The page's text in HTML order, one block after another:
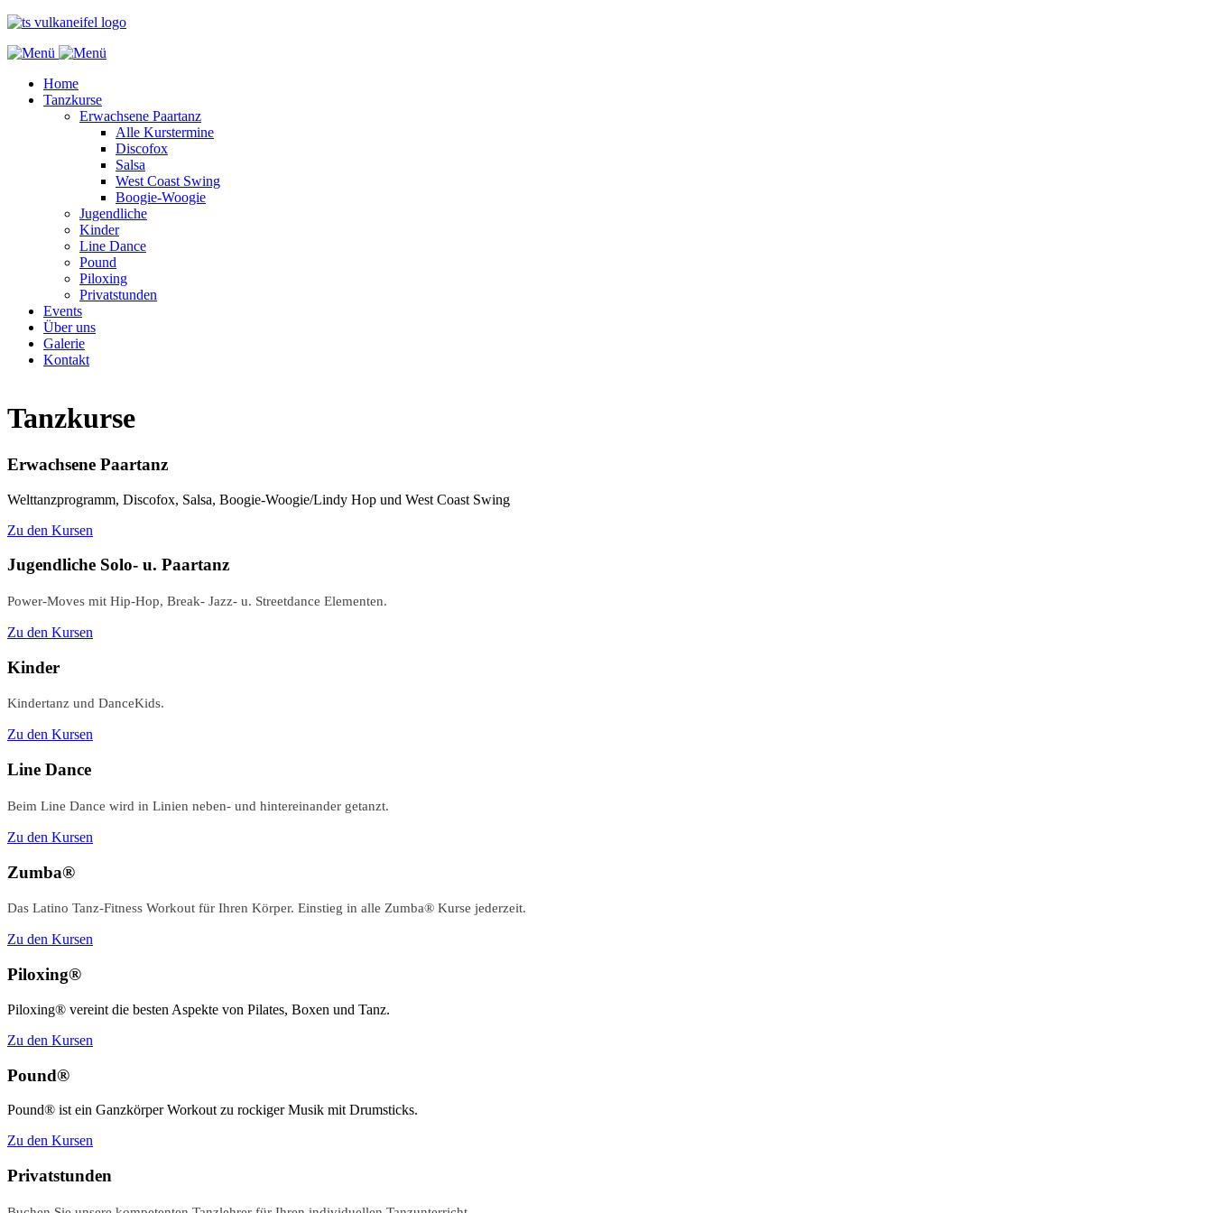
Home
Tanzkurse
Erwachsene Paartanz
Alle Kurstermine
Discofox
Salsa
West Coast Swing
Boogie-Woogie
Jugendliche
Kinder
Line Dance
Pound
Piloxing
Privatstunden
Events
Über uns
Galerie
Kontakt
Tanzkurse
Erwachsene Paartanz
Welttanzprogramm, Discofox, Salsa, Boogie-Woogie/Lindy Hop und West Coast Swing
Zu den Kursen
Jugendliche Solo- u. Paartanz
Power-Moves mit Hip-Hop, Break- Jazz- u. Streetdance Elementen.
Zu den Kursen
Kinder
Kindertanz und DanceKids.
Zu den Kursen
Line Dance
Beim Line Dance wird in Linien neben- und hintereinander getanzt.
Zu den Kursen
Zumba®
Das Latino Tanz-Fitness Workout für Ihren Körper. Einstieg in alle Zumba® Kurse jederzeit.
Zu den Kursen
Piloxing®
Piloxing® vereint die besten Aspekte von Pilates, Boxen und Tanz.
Zu den Kursen
Pound®
Pound® ist ein Ganzkörper Workout zu rockiger Musik mit Drumsticks.
Zu den Kursen
Privatstunden